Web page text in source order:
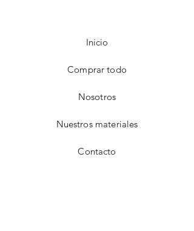
Inicio
Comprar todo
Nosotros
Nuestros materiales
Contacto